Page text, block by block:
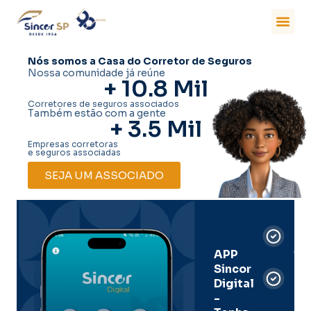
Nós somos a Casa do Corretor de Seguros
Nossa comunidade já reúne
+ 10.8 Mil
Corretores de seguros associados
Também estão com a gente
+ 3.5 Mil
Empresas corretoras
e seguros associadas
SEJA UM ASSOCIADO
APP
Sincor
Digital
-